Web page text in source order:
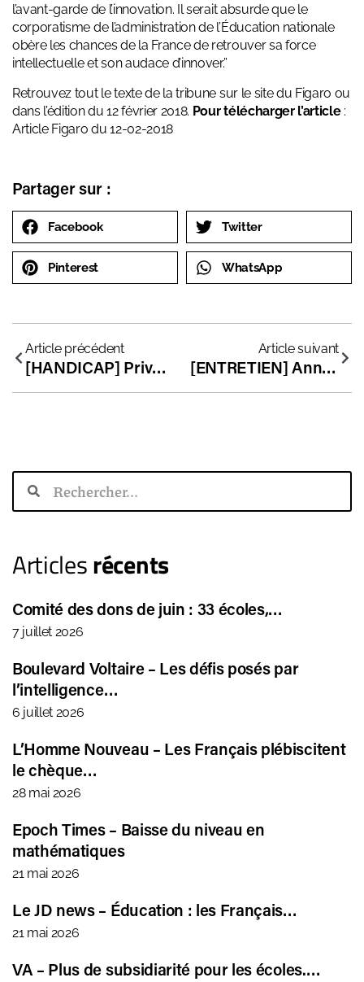
l’avant-garde de l’innovation. Il serait absurde que le
corporatisme de l’administration de l’Éducation nationale
obère les chances de la France de retrouver sa force
intellectuelle et son audace d’innover.”
Retrouvez tout le texte de la tribune sur le site du Figaro ou
dans l’édition du 12 février 2018. Pour télécharger l’article:
Article Figaro du 12-02-2018
Partager sur :
Facebook Twitter
Pinterest WhatsApp
Article précédent
[HANDICAP] Privés d’Auxiliaire de Vie Scolaire Individuelle
Article suivant
[ENTRETIEN] Anne Coffinier : “L’Education nationale est pro-innovation dans le discours mais pas dans les actes”
Articlesrécents
Comité des dons de juin : 33 écoles,…
7 juillet 2026
Boulevard Voltaire – Les défis posés par
l’intelligence…
6 juillet 2026
L’Homme Nouveau – Les Français plébiscitent
le chèque…
28 mai 2026
Epoch Times – Baisse du niveau en
mathématiques
21 mai 2026
Le JD news – Éducation : les Français…
21 mai 2026
VA – Plus de subsidiarité pour les écoles.…